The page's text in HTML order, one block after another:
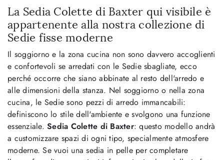
La Sedia Colette di Baxter qui visibile è
appartenente alla nostra collezione di
Sedie fisse moderne
Il soggiorno e la zona cucina non sono davvero accoglienti
e confortevoli se arredati con le Sedie sbagliate, ecco
perché occorre che siano abbinate al resto dell'arredo e
alle dimensioni della stanza. Nel soggiorno o nella zona
cucina, le Sedie sono pezzi di arredo immancabili:
definiscono lo stile dell'ambiente e svolgono una funzione
essenziale. Sedia Colette di Baxter: questo modello andrà
a customizzare spazi di ogni tipo, specialmente atmosfere
moderne. Se vuoi una sedia in pelle per completare